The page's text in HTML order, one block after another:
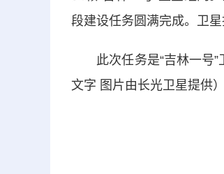
段建设任务圆满完成。卫
此次任务是“吉林一号”
文字 图片由长光卫星提供）